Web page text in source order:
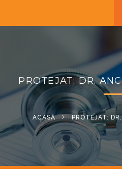
PROTEJAT: DR.
ACASĂ PROTEJAT: